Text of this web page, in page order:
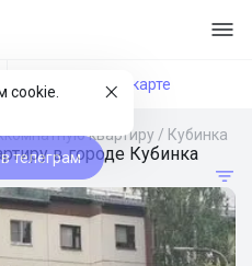
cookie.
телеграм
На карте
квартиру / Кубинка
в городе Кубинка